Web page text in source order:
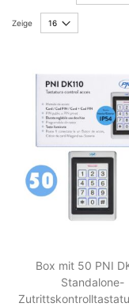
Zeige
Box mit 50 PNI
Standalone-